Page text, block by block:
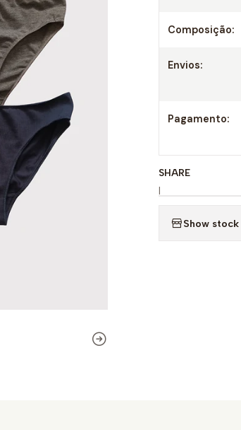
Composição:
Envios:
Pagamento:
SHARE
|
Show